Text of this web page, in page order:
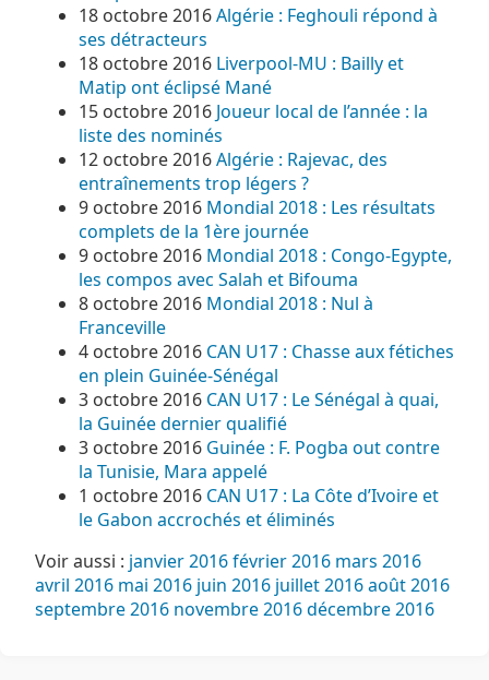
18 octobre 2016Algérie : Feghouli répond à
ses détracteurs
18 octobre 2016 Liverpool-MU : Bailly et
Matip ont éclipsé Mané
15 octobre 2016 Joueur local de l’année : la
liste des nominés
12 octobre 2016Algérie : Rajevac, des
entraînements trop légers ?
9 octobre 2016 Mondial 2018 : Les résultats
complets de la 1ère journée
9 octobre 2016 Mondial 2018 : Congo-Egypte,
les compos avec Salah et Bifouma
8 octobre 2016 Mondial 2018 : Nul à
Franceville
4 octobre 2016 CAN U17 : Chasse aux fétiches
en plein Guinée-Sénégal
3 octobre 2016 CAN U17 : Le Sénégal à quai,
la Guinée dernier qualifié
3 octobre 2016 Guinée : F. Pogba out contre
la Tunisie, Mara appelé
1 octobre 2016 CAN U17 : La Côte d’Ivoire et
le Gabon accrochés et éliminés
Voir aussi : janvier 2016février 2016 mars 2016
avril 2016 mai 2016 juin 2016 juillet 2016août 2016
septembre 2016 novembre 2016décembre 2016